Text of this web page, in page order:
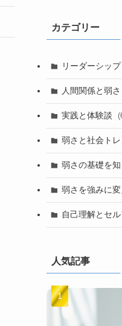
カテゴリー
リーダーシッ
人間関係と弱さ
実践と体験談
弱さと社会トレ
弱さの基礎を知
弱さを強みに
自己理解とセ
人気記事